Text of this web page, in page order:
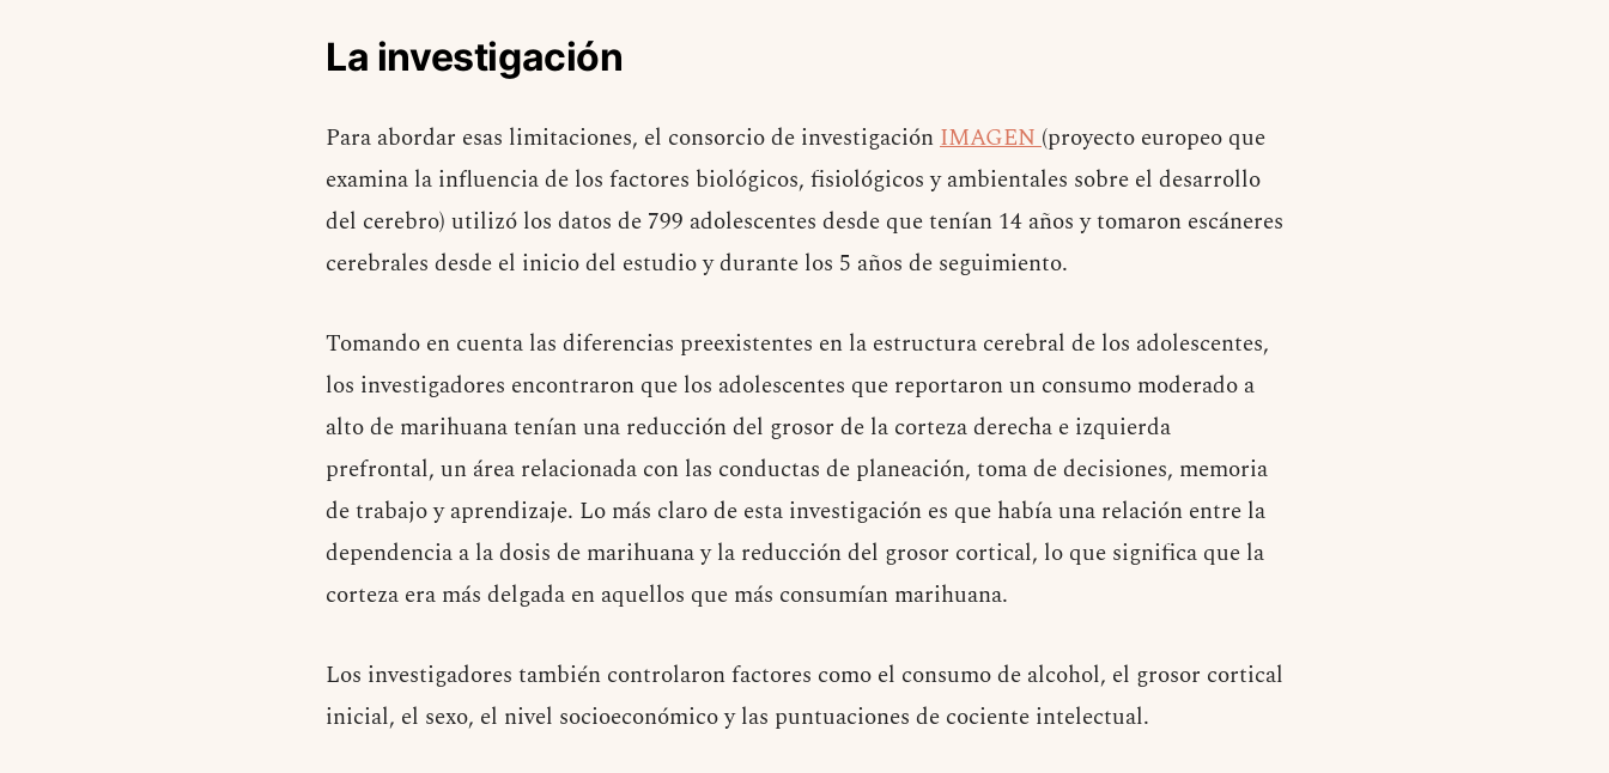
La investigación
Para abordar esas limitaciones, el consorcio de investigaciónIMAGEN(proyecto europeo que
examina la influencia de los factores biológicos, fisiológicos y ambientales sobre el desarrollo
del cerebro) utilizó los datos de 799 adolescentes desde que tenían 14 años y tomaron escáneres
cerebrales desde el inicio del estudio y durante los 5 años de seguimiento.
Tomando en cuenta las diferencias preexistentes en la estructura cerebral de los adolescentes,
los investigadores encontraron que los adolescentes que reportaron un consumo moderado a
alto de marihuana tenían una reducción del grosor de la corteza derecha e izquierda
prefrontal, un área relacionada con las conductas de planeación, toma de decisiones, memoria
de trabajo y aprendizaje. Lo más claro de esta investigación es que había una relación entre la
dependencia a la dosis de marihuana y la reducción del grosor cortical, lo que significa que la
corteza era más delgada en aquellos que más consumían marihuana.
Los investigadores también controlaron factores como el consumo de alcohol, el grosor cortical
inicial, el sexo, el nivel socioeconómico y las puntuaciones de cociente intelectual.